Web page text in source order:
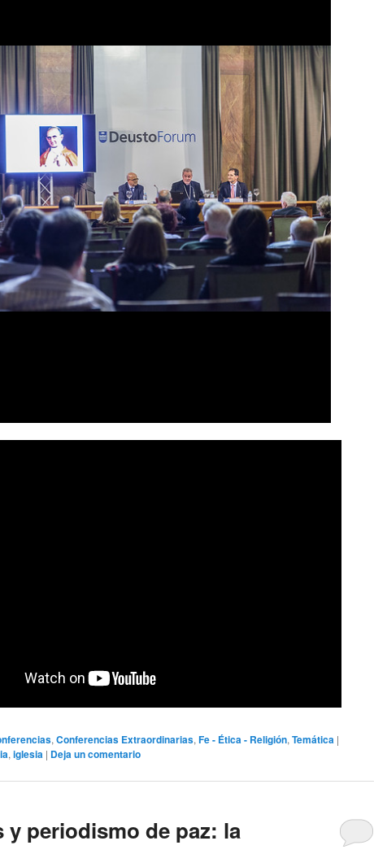
, Conferencias Extraordinarias, Fe - Ética - Religión, Temática |
, iglesia | Deja un comentario
y periodismo de paz: la